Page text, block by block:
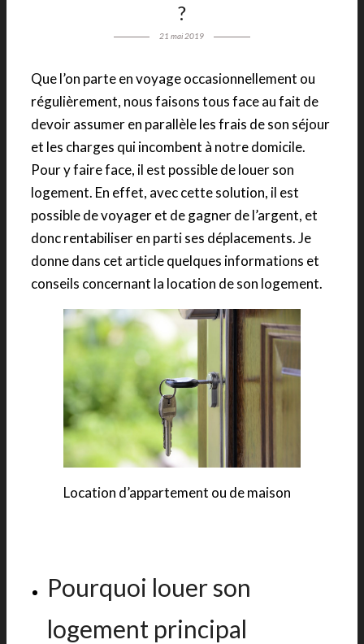
?
21 mai 2019
Que l’on parte en voyage occasionnellement ou
régulièrement, nous faisons tous face au fait de
devoir assumer en parallèle les frais de son séjour
et les charges qui incombent à notre domicile.
Pour y faire face, il est possible de louer son
logement. En effet, avec cette solution, il est
possible de voyager et de gagner de l’argent, et
donc rentabiliser en parti ses déplacements. Je
donne dans cet article quelques informations et
conseils concernant la location de son logement.
Location d’appartement ou de maison
Pourquoi louer son
logement principal